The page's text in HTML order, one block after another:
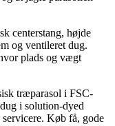
centerstang, højde
og ventileret dug.
plads og vægt
træparasol i FSC-
i solution-dyed
Køb få, gode